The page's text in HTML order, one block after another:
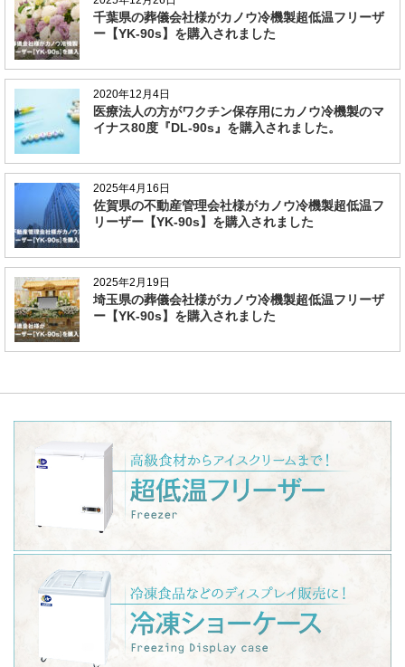
千葉県の葬儀会社様がカノウ冷機製超低温フリーザ
ー【YK-90s】を購入されました
2020年12月4日
医療法人の方がワクチン保存用にカノウ冷機製のマ
イナス80度『DL-90s』を購入されました。
2025年4月16日
佐賀県の不動産管理会社様がカノウ冷機製超低温フ
リーザー【YK-90s】を購入されました
2025年2月19日
埼玉県の葬儀会社様がカノウ冷機製超低温フリーザ
ー【YK-90s】を購入されました